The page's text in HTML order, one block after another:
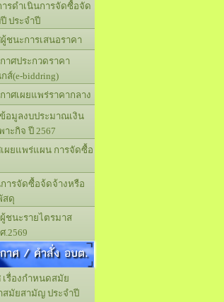
ารดำเนินการจัดซื้อจัด
ประจำปี
ชนะการเสนอราคา
าศประกวดราคา
ส์(e-biddring)
าศเผยแพร่ราคากลาง
ข้อมูลงบประมาณเงิน
ะกิจ ปี 2567
ผยแพร่แผน การจัดซื้อ
การจัดซื้อจ้ดจ้างหรือ
สดุ
ชนะรายไตรมาส
.2569
าศ / คำสั่ง อบต.
เรื่องกำหนดสมัย
สมัยสามัญ ประจำปี